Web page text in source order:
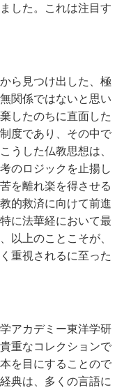
した。これは注目す
ら見つけ出した、極
関係ではないと思い
したのちに直面した
度であり、その中で
うした仏教思想は、
のロジックを止揚し
を離れ楽を得させる
的救済に向けて前進
に法華経において最
以上のことこそが、
重視されるに至った
アカデミー東洋学研
重なコレクションで
を目にすることので
典は、多くの言語に